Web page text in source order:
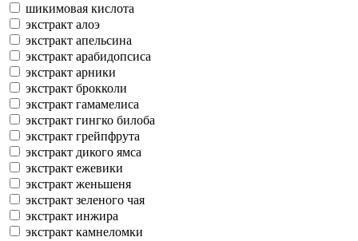
шикимовая кислота
экстракт алоэ
экстракт апельсина
экстракт арабидопсиса
экстракт арники
экстракт брокколи
экстракт гамамелиса
экстракт гингко билоба
экстракт грейпфрута
экстракт дикого ямса
экстракт ежевики
экстракт женьшеня
экстракт зеленого чая
экстракт инжира
экстракт камнеломки